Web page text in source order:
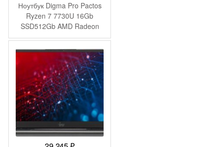
Ноутбук Digma Pro Pactos
Ryzen 7 7730U 16Gb
SSD512Gb AMD Radeon
Graphics 16″ IPS WUXGA
(1920×1200) Windows 11
Pro dk.grey WiFi BT Cam
5500mAh (DN16R7-
ADXW03)